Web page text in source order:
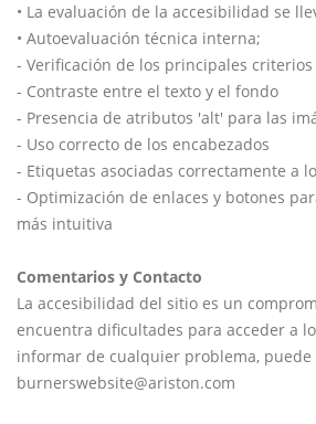
• La evaluación de la accesibilidad se
• Autoevaluación técnica interna;
- Verificación de los principales
- Contraste entre el texto y el fondo
- Presencia de atributos 'alt' para las
- Uso correcto de los encabezados
- Etiquetas asociadas correctamente a
- Optimización de enlaces y botones
más intuitiva
Comentarios y Contacto
La accesibilidad del sitio es un
encuentra dificultades para acceder a
informar de cualquier problema, puede
burnerswebsite@ariston.com